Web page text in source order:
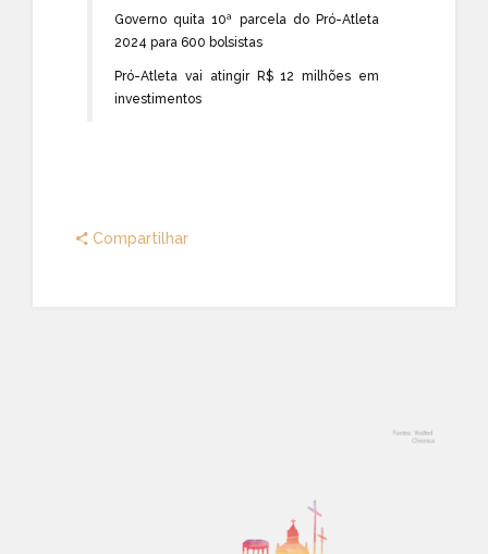
Governo quita 10ª parcela do Pró-Atleta
2024 para 600 bolsistas
Pró-Atleta vai atingir R$ 12 milhões em
investimentos
Compartilhar